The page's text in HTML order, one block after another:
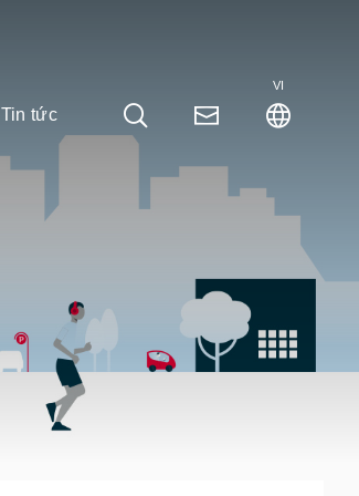
Tin tức
VI